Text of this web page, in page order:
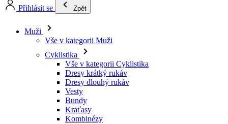
Přihlásit se Zpět
Muži
Vše v kategorii Muži
Cyklistika
Vše v kategorii Cyklistika
Dresy krátký rukáv
Dresy dlouhý rukáv
Vesty
Bundy
Kraťasy
Kombinézy